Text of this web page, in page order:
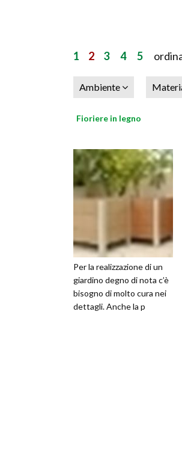
1 2 3 4 5
Ambiente
Fioriere in legno
Per la realizzazione di un
giardino degno di nota c’è
bisogno di molto cura nei
dettagli. Anche la p